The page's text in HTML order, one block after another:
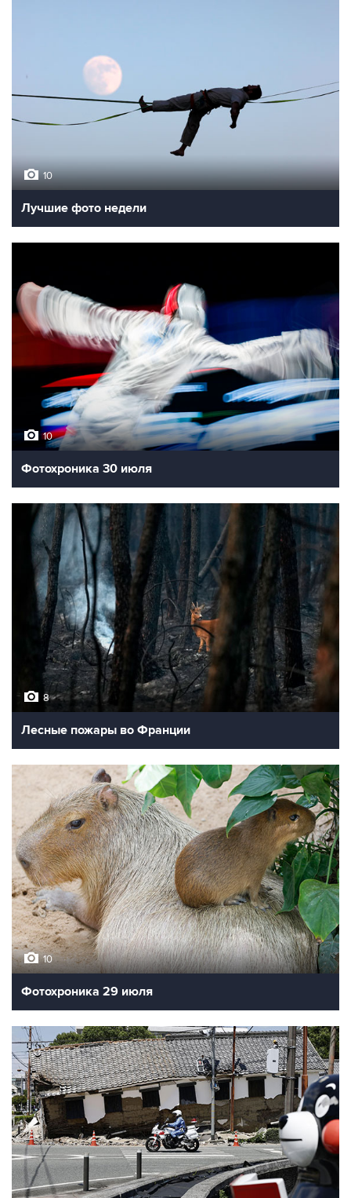
10
Лучшие фото недели
10
Фотохроника 30 июля
8
Лесные пожары во Франции
10
Фотохроника 29 июля